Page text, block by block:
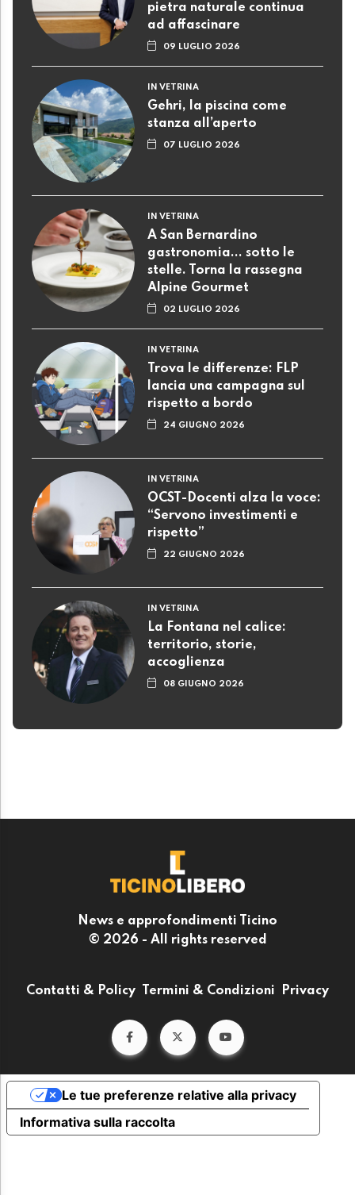
pietra naturale continua
ad affascinare
09 LUGLIO 2026
IN VETRINA
Gehri, la piscina come
stanza all’aperto
07 LUGLIO 2026
IN VETRINA
A San Bernardino
gastronomia... sotto le
stelle. Torna la rassegna
Alpine Gourmet
02 LUGLIO 2026
IN VETRINA
Trova le differenze: FLP
lancia una campagna sul
rispetto a bordo
24 GIUGNO 2026
IN VETRINA
OCST-Docenti alza la voce:
“Servono investimenti e
rispetto”
22 GIUGNO 2026
IN VETRINA
La Fontana nel calice:
territorio, storie,
accoglienza
08 GIUGNO 2026
News e approfondimenti Ticino
© 2026 - All rights reserved
Contatti & Policy Termini & Condizioni Privacy
Informativa sulla raccolta
Le tue preferenze relative alla privacy